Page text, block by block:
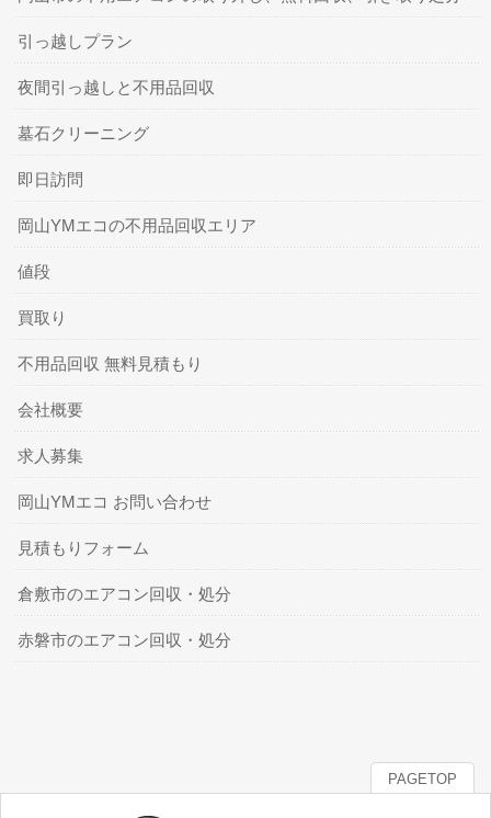
引っ越しプラン
夜間引っ越しと不用品回収
墓石クリーニング
即日訪問
岡山YMエコの不用品回収エリア
値段
買取り
不用品回収 無料見積もり
会社概要
求人募集
岡山YMエコ お問い合わせ
見積もりフォーム
倉敷市のエアコン回収・処分
赤磐市のエアコン回収・処分
PAGETOP